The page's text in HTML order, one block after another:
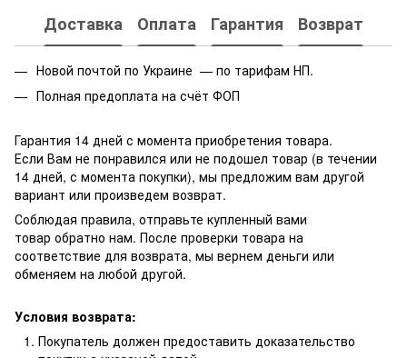
Доставка Оплата Гарантия Возврат
Новой почтой по Украине — по тарифам НП.
Полная предоплата на счёт ФОП
Гарантия 14 дней с момента приобретения товара.
Если Вам не понравился или не подошел товар (в течении
14 дней, с момента покупки), мы предложим вам другой
вариант или произведем возврат.
Соблюдая правила, отправьте купленный вами
товар обратно нам. После проверки товара на
соответствие для возврата, мы вернем деньги или
обменяем на любой другой.
Условия возврата:
Покупатель должен предоставить доказательство